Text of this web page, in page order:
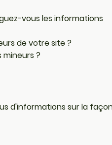
vous les informations
de votre site ?
?
d'informations sur la